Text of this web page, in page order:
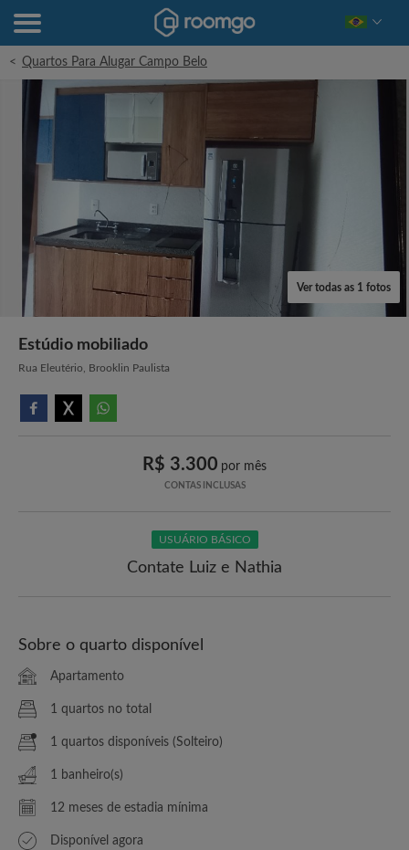
< Quartos Para Alugar Campo Belo
Ver todas as 1 fotos
Estúdio mobiliado
Rua Eleutério, Brooklin Paulista
R$ 3.300 por mês
CONTAS INCLUSAS
USUÁRIO BÁSICO
Contate Luiz e Nathia
Sobre o quarto disponível
Apartamento
1 quartos no total
1 quartos disponíveis (Solteiro)
1 banheiro(s)
12 meses de estadia mínima
Disponível agora